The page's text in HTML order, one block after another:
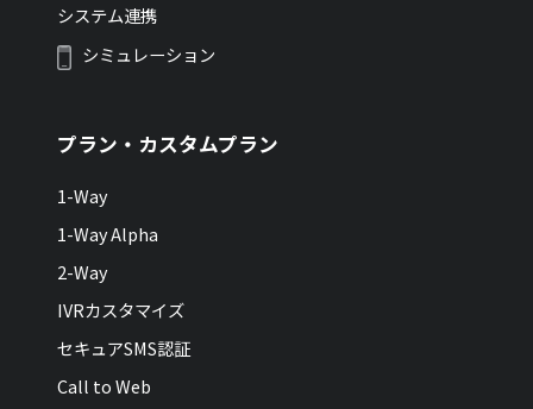
システム連携
シミュレーション
プラン・カスタムプラン
1-Way
1-Way Alpha
2-Way
IVRカスタマイズ
セキュアSMS認証
Call to Web